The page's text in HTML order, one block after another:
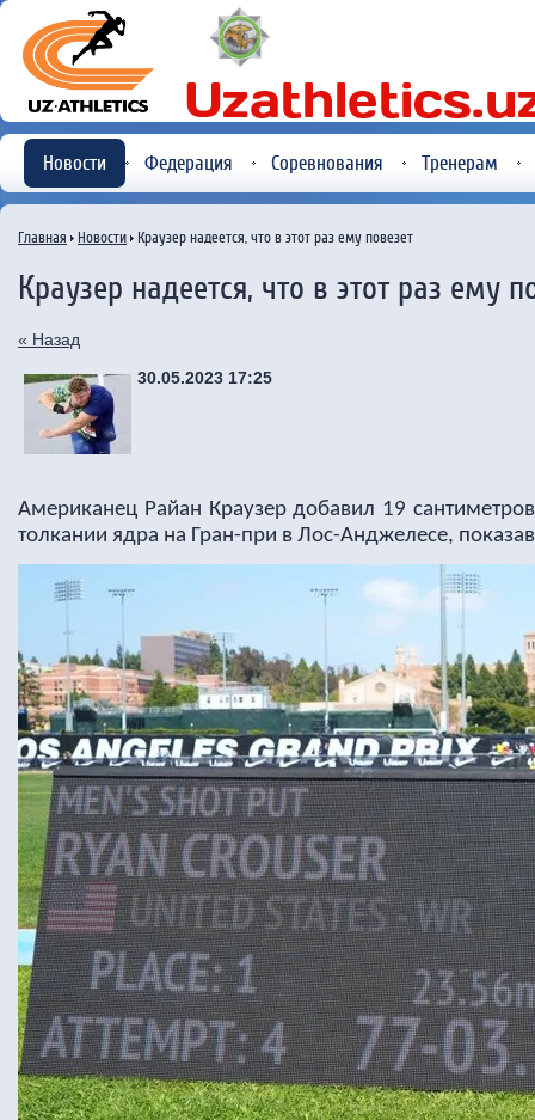
Новости Федерация Соревнования Тренерам
Главная Новости Краузер надеется, что в этот раз ему повезет
Краузер надеется, что в этот раз ему
« Назад
30.05.2023 17:25
Американец Райан Краузер добавил 19
толкании ядра на Гран-при в Лос-Анджелесе,